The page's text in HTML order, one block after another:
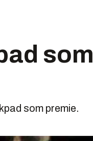
som
som premie.